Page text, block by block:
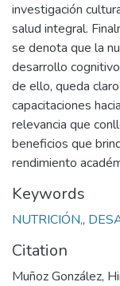
investigación
salud integral.
se denota que la
desarrollo
de ello, queda
capacitaciones
relevancia que
beneficios que
rendimiento
Keywords
NUTRICIÓN,,
Citation
Muñoz González,